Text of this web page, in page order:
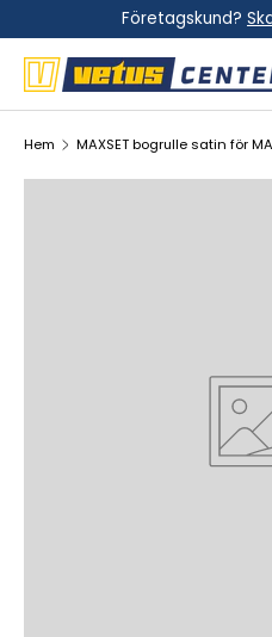
Hoppa till innehållet
Företagskund?
Sök
Hem MAXSET bogrulle satin för